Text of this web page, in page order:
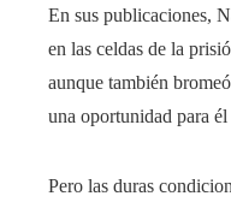
En sus publicaciones,
en las celdas de la
aunque también
una oportunidad para él
Pero las duras